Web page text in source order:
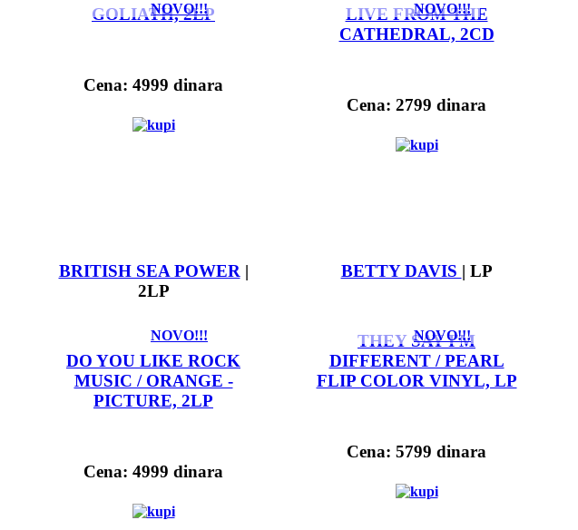
NOVO!!!
GOLIATH, 2LP
Cena: 4999 dinara
NOVO!!!
LIVE FROM THE
CATHEDRAL, 2CD
Cena: 2799 dinara
NOVO!!!
BRITISH SEA POWER |
2LP
DO YOU LIKE ROCK
MUSIC / ORANGE -
PICTURE, 2LP
Cena: 4999 dinara
NOVO!!!
BETTY DAVIS | LP
THEY SAY I'M
DIFFERENT / PEARL
FLIP COLOR VINYL, LP
Cena: 5799 dinara